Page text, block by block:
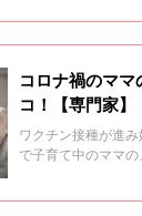
コロナ禍のマ
コ！【専門家】
ワクチン接種が進
で子育て中のママ